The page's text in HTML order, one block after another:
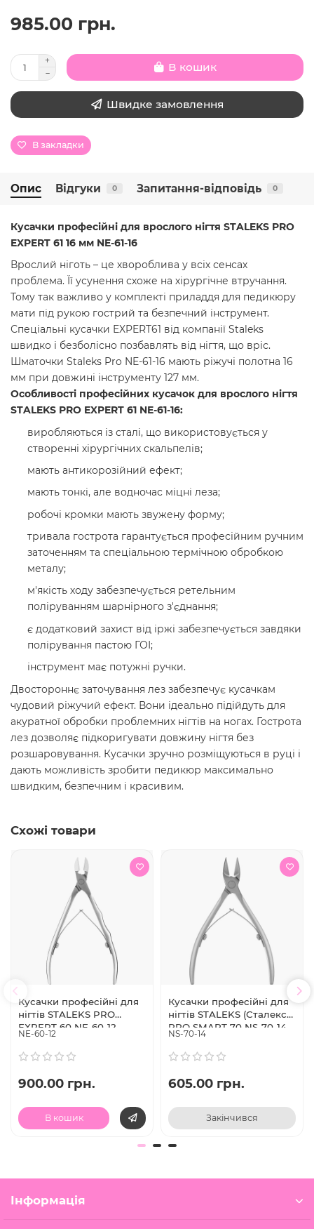
985.00 грн.
В кошик
Швидке замовлення
В закладки
Опис Відгуки 0 Запитання-відповідь 0
Кусачки професійні для врослого нігтя STALEKS PRO
EXPERT 61 16 мм NE-61-16
Врослий ніготь – це хвороблива у всіх сенсах
проблема. Її усунення схоже на хірургічне втручання.
Тому так важливо у комплекті приладдя для педикюру
мати під рукою гострий та безпечний інструмент.
Спеціальні кусачки EXPERT61 від компанії Staleks
швидко і безболісно позбавлять від нігтя, що вріс.
Шматочки Staleks Pro NE-61-16 мають ріжучі полотна 16
мм при довжині інструменту 127 мм.
Особливості професійних кусачок для врослого нігтя
STALEKS PRO EXPERT 61 NE-61-16:
виробляються із сталі, що використовується у
створенні хірургічних скальпелів;
мають антикорозійний ефект;
мають тонкі, але водночас міцні леза;
робочі кромки мають звужену форму;
тривала гострота гарантується професійним ручним
заточенням та спеціальною термічною обробкою
металу;
м'якість ходу забезпечується ретельним
поліруванням шарнірного з'єднання;
є додатковий захист від іржі забезпечується завдяки
полірування пастою ГОІ;
інструмент має потужні ручки.
Двостороннє заточування лез забезпечує кусачкам
чудовий ріжучий ефект. Вони ідеально підійдуть для
акуратної обробки проблемних нігтів на ногах. Гострота
лез дозволяє підкоригувати довжину нігтя без
розшаровування. Кусачки зручно розміщуються в руці і
дають можливість зробити педикюр максимально
швидким, безпечним і красивим.
Схожі товари
Кусачки професійні для
нігтів STALEKS PRO
EXPERT 60 NE-60-12
NE-60-12
900.00 грн.
В кошик
Кусачки професійні для
нігтів STALEKS (Сталекс)
PRO SMART 70 NS-70-14
ріжуча частина 14 мм
NS-70-14
605.00 грн.
Закінчився
Інформація